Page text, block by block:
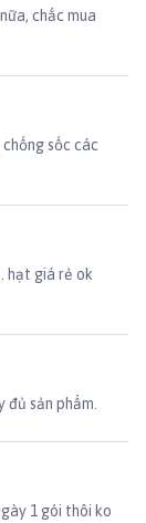
chắc mua
sốc các
hạt giá rẻ ok
sản phẩm.
1 gói thôi ko